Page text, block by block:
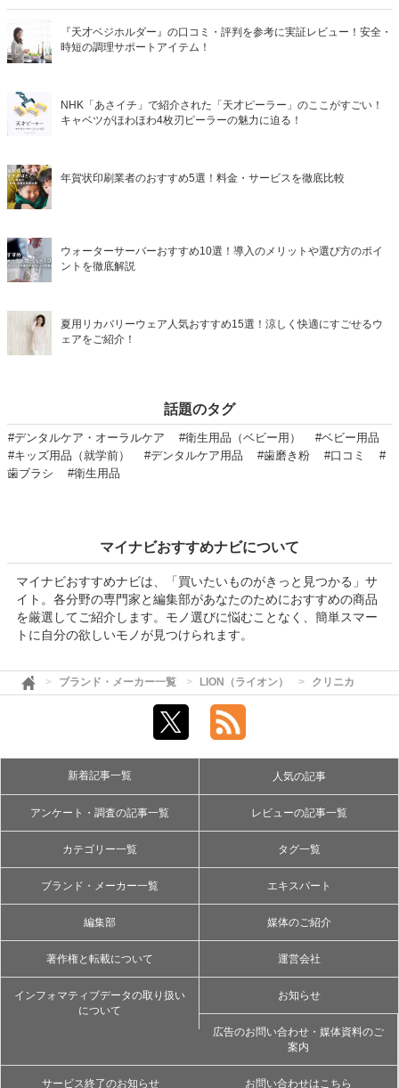
『天才ベジホルダー』の口コミ・評判を参考に実証レビュー！安全・
時短の調理サポートアイテム！
NHK「あさイチ」で紹介された「天才ピーラー」のここがすごい！
キャベツがほわほわ4枚刃ピーラーの魅力に迫る！
年賀状印刷業者のおすすめ5選！料金・サービスを徹底比較
ウォーターサーバーおすすめ10選！導入のメリットや選び方のポイ
ントを徹底解説
夏用リカバリーウェア人気おすすめ15選！涼しく快適にすごせるウ
ェアをご紹介！
話題のタグ
#デンタルケア・オーラルケア #衛生用品（ベビー用）
#ベビー用品
#キッズ用品（就学前）
#デンタルケア用品 #歯磨き粉 #口コミ
#
歯ブラシ
#衛生用品
マイナビおすすめナビについて
マイナビおすすめナビは、「買いたいものがきっと見つかる」サ
イト。各分野の専門家と編集部があなたのためにおすすめの商品
を厳選してご紹介します。モノ選びに悩むことなく、簡単スマー
トに自分の欲しいモノが見つけられます。
ブランド・メーカー一覧 LION（ライオン） クリニカ
新着記事一覧 人気の記事
アンケート・調査の記事一覧 レビューの記事一覧
カテゴリー一覧 タグ一覧
ブランド・メーカー一覧 エキスパート
編集部 媒体のご紹介
著作権と転載について 運営会社
インフォマティブデータの取り扱い
について
お知らせ
広告のお問い合わせ・媒体資料のご
案内
サービス終了のお知らせ お問い合わせはこちら